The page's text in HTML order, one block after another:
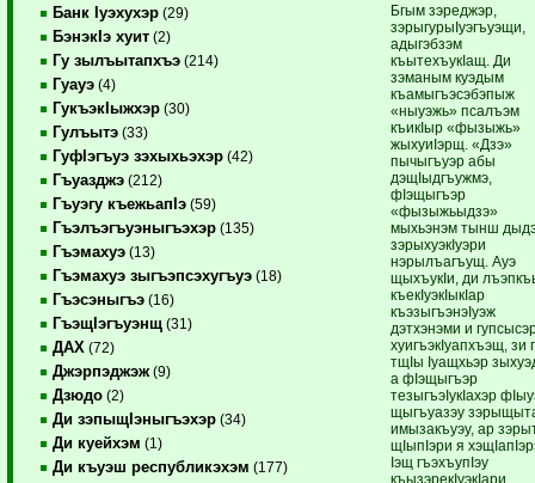
Банк Iуэхухэр (29)
БэнэкIэ хуит (2)
Гу зылъытапхъэ (214)
Гуауэ (4)
ГукъэкIыжхэр (30)
Гулъытэ (33)
ГуфIэгъуэ зэхыхьэхэр (42)
Гъуазджэ (212)
Гъуэгу къежьапIэ (59)
Гъэлъэгъуэныгъэхэр (135)
Гъэмахуэ (13)
Гъэмахуэ зыгъэпсэхугъуэ (18)
Гъэсэныгъэ (16)
ГъэщIэгъуэнщ (31)
ДАХ (72)
Джэрпэджэж (9)
Дзюдо (2)
Ди зэпыщIэныгъэхэр (34)
Ди куейхэм (1)
Ди къуэш республикэхэм (177)
Бгым зэреджэр,
зэрыгурыIуэгъуэщи,
адыгэбзэм
къытехъукIащ. Ди
зэманым куэдым
къамыгъэсэбэпыж
«ныуэжь» псалъэм
къикIыр «фызыжь»
жыхуиIэрщ. «Дзэ»
пычыгъуэр абы
дэщIыдгъужмэ,
фIэщыгъэр
«фызыжьыдзэ»
мыхьэнэм тынш
зэрыхуэкIуэри
нэрылъагъущ. Ауэ
щыхъукIи, ди
къекIуэкIыкIар
къэзыгъэнэIуэж
дэтхэнэми и
хуигъэкIуапхъэщ, зи
тщIы Iуащхьэр
а фIэщыгъэр
тезыгъэIукIахэр
щыгъуазэу
имызакъуэу, ар
щIыпIэри я
Iэщ гъэхъупIэу
къызэрекIуэкIари.